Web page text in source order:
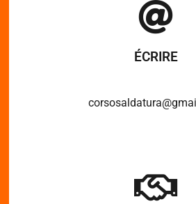
ÉCRIRE